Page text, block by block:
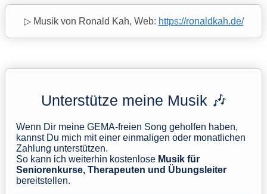
▷ Musik von Ronald Kah, Web: https://ronaldkah.de/
Unterstütze meine Musik 🎶
Wenn Dir meine GEMA-freien Song geholfen haben,
kannst Du mich mit einer einmaligen oder monatlichen
Zahlung unterstützen.
So kann ich weiterhin kostenlose Musik für
Seniorenkurse, Therapeuten und Übungsleiter
bereitstellen.